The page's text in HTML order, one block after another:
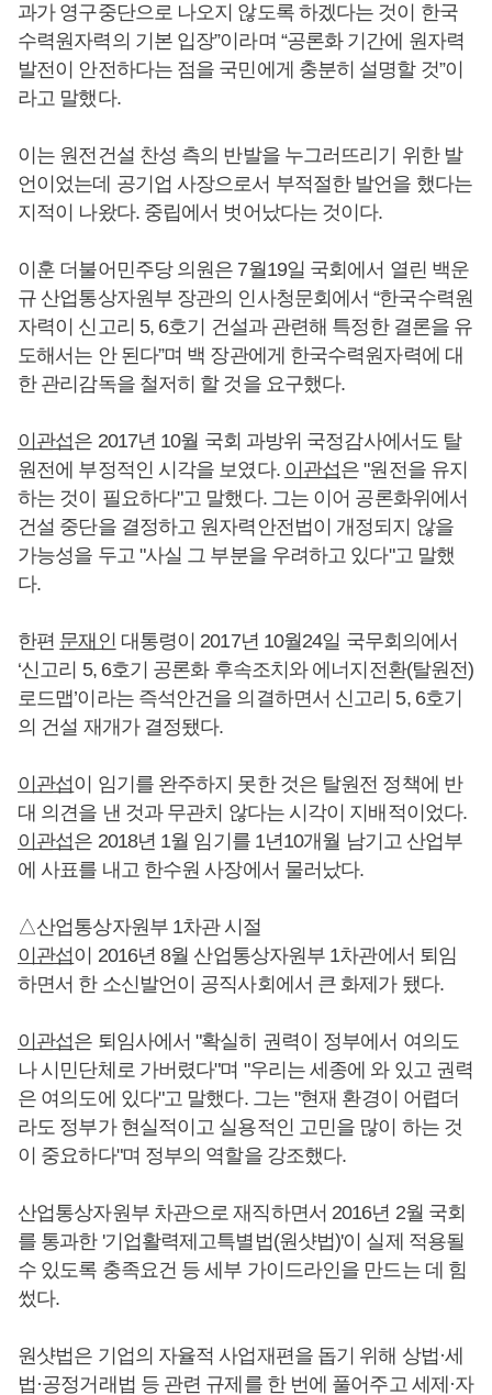
과가 영구중단으로 나오지 않도록 하겠다는 것이 한국
수력원자력의 기본 입장”이라며 “공론화 기간에 원자력
발전이 안전하다는 점을 국민에게 충분히 설명할 것”이
라고 말했다.
이는 원전건설 찬성 측의 반발을 누그러뜨리기 위한 발
언이었는데 공기업 사장으로서 부적절한 발언을 했다는
지적이 나왔다. 중립에서 벗어났다는 것이다.
이훈 더불어민주당 의원은 7월19일 국회에서 열린 백운
규 산업통상자원부 장관의 인사청문회에서 “한국수력원
자력이 신고리 5, 6호기 건설과 관련해 특정한 결론을 유
도해서는 안 된다”며 백 장관에게 한국수력원자력에 대
한 관리감독을 철저히 할 것을 요구했다.
이관섭은 2017년 10월 국회 과방위 국정감사에서도 탈
원전에 부정적인 시각을 보였다. 이관섭은 "원전을 유지
하는 것이 필요하다"고 말했다. 그는 이어 공론화위에서
건설 중단을 결정하고 원자력안전법이 개정되지 않을
가능성을 두고 "사실 그 부분을 우려하고 있다"고 말했
다.
한편 문재인 대통령이 2017년 10월24일 국무회의에서
‘신고리 5, 6호기 공론화 후속조치와 에너지전환(탈원전)
로드맵’이라는 즉석안건을 의결하면서 신고리 5, 6호기
의 건설 재개가 결정됐다.
이관섭이 임기를 완주하지 못한 것은 탈원전 정책에 반
대 의견을 낸 것과 무관치 않다는 시각이 지배적이었다.
이관섭은 2018년 1월 임기를 1년10개월 남기고 산업부
에 사표를 내고 한수원 사장에서 물러났다.
△산업통상자원부 1차관 시절
이관섭이 2016년 8월 산업통상자원부 1차관에서 퇴임
하면서 한 소신발언이 공직사회에서 큰 화제가 됐다.
이관섭은 퇴임사에서 "확실히 권력이 정부에서 여의도
나 시민단체로 가버렸다"며 "우리는 세종에 와 있고 권력
은 여의도에 있다"고 말했다. 그는 "현재 환경이 어렵더
라도 정부가 현실적이고 실용적인 고민을 많이 하는 것
이 중요하다"며 정부의 역할을 강조했다.
산업통상자원부 차관으로 재직하면서 2016년 2월 국회
를 통과한 '기업활력제고특별법(원샷법)'이 실제 적용될
수 있도록 충족요건 등 세부 가이드라인을 만드는 데 힘
썼다.
원샷법은 기업의 자율적 사업재편을 돕기 위해 상법·세
법·공정거래법 등 관련 규제를 한 번에 풀어주고 세제·자